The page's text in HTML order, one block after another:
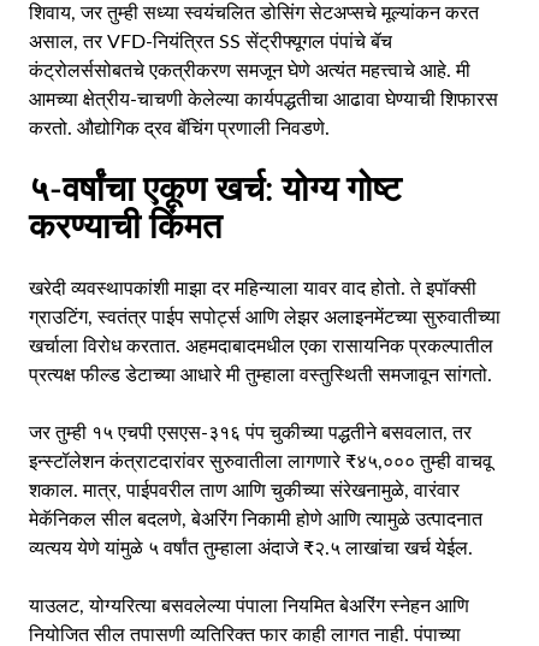
शिवाय, जर तुम्ही सध्या स्वयंचलित डोसिंग सेटअप्सचे मूल्यांकन करत
असाल, तर VFD-नियंत्रित SS सेंट्रीफ्यूगल पंपांचे बॅच
कंट्रोलर्ससोबतचे एकत्रीकरण समजून घेणे अत्यंत महत्त्वाचे आहे. मी
आमच्या क्षेत्रीय-चाचणी केलेल्या कार्यपद्धतीचा आढावा घेण्याची शिफारस
करतो. औद्योगिक द्रव बॅचिंग प्रणाली निवडणे.
५-वर्षांचा एकूण खर्च: योग्य गोष्ट
करण्याची किंमत
खरेदी व्यवस्थापकांशी माझा दर महिन्याला यावर वाद होतो. ते इपॉक्सी
ग्राउटिंग, स्वतंत्र पाईप सपोर्ट्स आणि लेझर अलाइनमेंटच्या सुरुवातीच्या
खर्चाला विरोध करतात. अहमदाबादमधील एका रासायनिक प्रकल्पातील
प्रत्यक्ष फील्ड डेटाच्या आधारे मी तुम्हाला वस्तुस्थिती समजावून सांगतो.
जर तुम्ही १५ एचपी एसएस-३१६ पंप चुकीच्या पद्धतीने बसवलात, तर
इन्स्टॉलेशन कंत्राटदारांवर सुरुवातीला लागणारे ₹४५,००० तुम्ही वाचवू
शकाल. मात्र, पाईपवरील ताण आणि चुकीच्या संरेखनामुळे, वारंवार
मेकॅनिकल सील बदलणे, बेअरिंग निकामी होणे आणि त्यामुळे उत्पादनात
व्यत्यय येणे यांमुळे ५ वर्षांत तुम्हाला अंदाजे ₹२.५ लाखांचा खर्च येईल.
याउलट, योग्यरित्या बसवलेल्या पंपाला नियमित बेअरिंग स्नेहन आणि
नियोजित सील तपासणी व्यतिरिक्त फार काही लागत नाही. पंपाच्या